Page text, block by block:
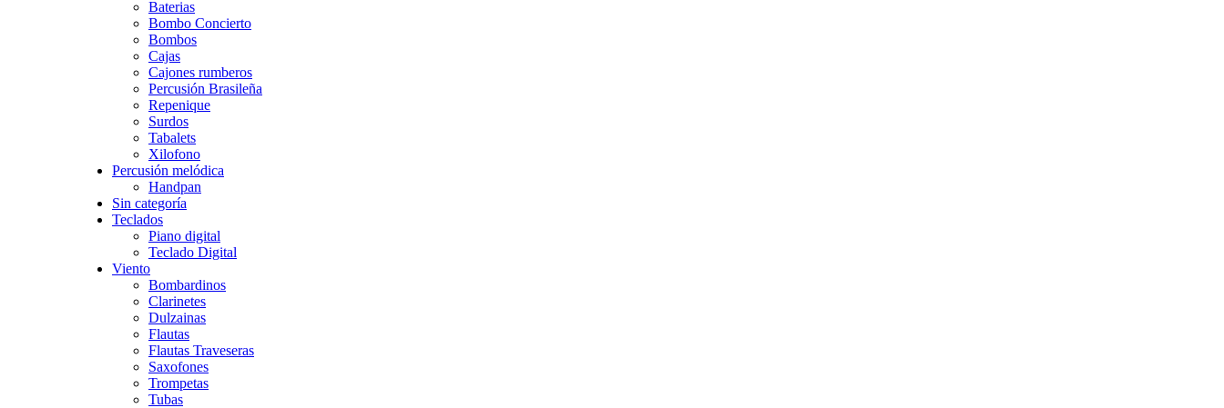
Baterias
Bombo Concierto
Bombos
Cajas
Cajones rumberos
Percusión Brasileña
Repenique
Surdos
Tabalets
Xilofono
Percusión melódica
Handpan
Sin categoría
Teclados
Piano digital
Teclado Digital
Viento
Bombardinos
Clarinetes
Dulzainas
Flautas
Flautas Traveseras
Saxofones
Trompetas
Tubas